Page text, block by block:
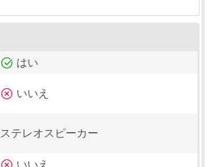
はい
いいえ
ステレオスピーカー